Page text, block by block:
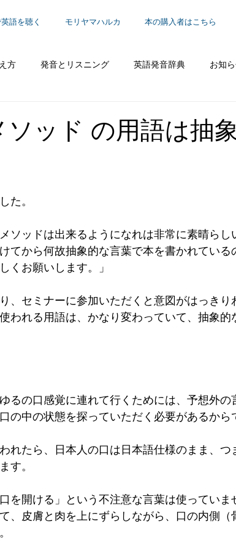
語を聴く モリヤマハルカ 本の購入者はこちら
方 発音とリスニング 英語発音辞典 お知
ッド の用語は抽
た。
ソッドは出来るようになれは非常に素晴らし
てから何故抽象的な言葉で本を書かれている
くお願いします。」
、セミナーに参加いただくと意図がはっきり
われる用語は、かなり変わっていて、抽象的
るの口感覚に連れて行くためには、予想外の
の中の状態を探っていただく必要があるから
れたら、日本人の口は日本語仕様のまま、つ
す。
を開ける」という不注意な言葉は使っていま
、皮膚と肉を上にずらしながら、口の内側（